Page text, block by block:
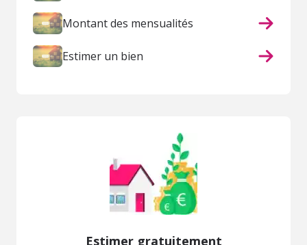
Montant des mensualités
Estimer un bien
Estimer gratuitement